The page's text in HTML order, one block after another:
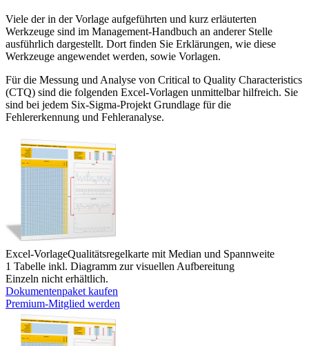
Viele der in der Vorlage aufgeführten und kurz erläuterten
Werkzeuge sind im Management-Handbuch an anderer Stelle
ausführlich dargestellt. Dort finden Sie Erklärungen, wie diese
Werkzeuge angewendet werden, sowie Vorlagen.
Für die Messung und Analyse von Critical to Quality Characteristics
(CTQ) sind die folgenden Excel-Vorlagen unmittelbar hilfreich. Sie
sind bei jedem Six-Sigma-Projekt Grundlage für die
Fehlererkennung und Fehleranalyse.
Excel-VorlageQualitätsregelkarte mit Median und Spannweite
1 Tabelle inkl. Diagramm zur visuellen Aufbereitung
Einzeln nicht erhältlich.
Dokumentenpaket kaufen
Premium-Mitglied werden